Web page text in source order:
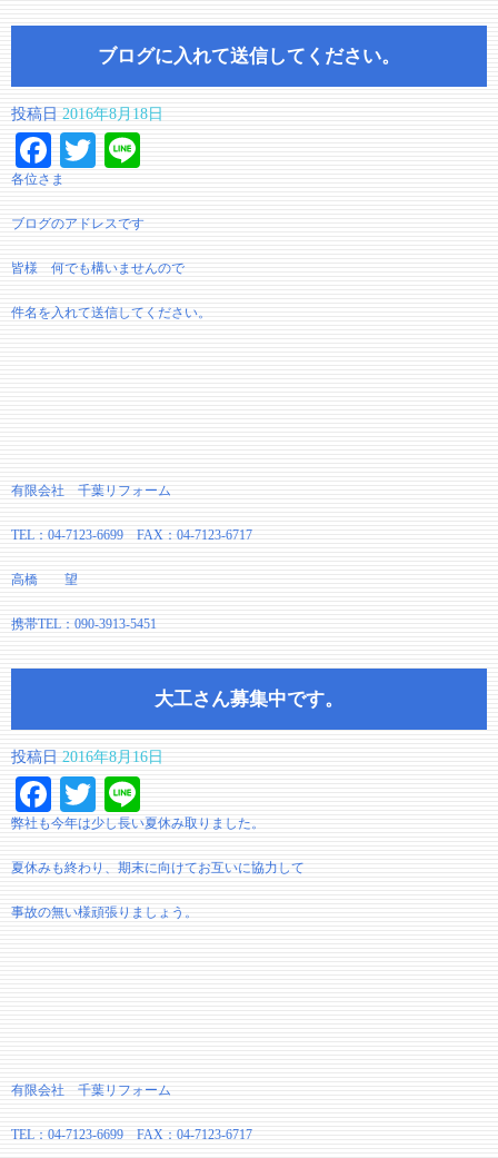
ブログに入れて送信してください。
投稿日 2016年8月18日
Facebook
Twitter
各位さま
ブログのアドレスです
皆様 何でも構いませんので
件名を入れて送信してください。
有限会社 千葉リフォーム
TEL：04-7123-6699 FAX：04-7123-6717
高橋 望
携帯TEL：090-3913-5451
大工さん募集中です。
投稿日 2016年8月16日
Facebook
Twitter
弊社も今年は少し長い夏休み取りました。
夏休みも終わり、期末に向けてお互いに協力して
事故の無い様頑張りましょう。
有限会社 千葉リフォーム
TEL：04-7123-6699 FAX：04-7123-6717